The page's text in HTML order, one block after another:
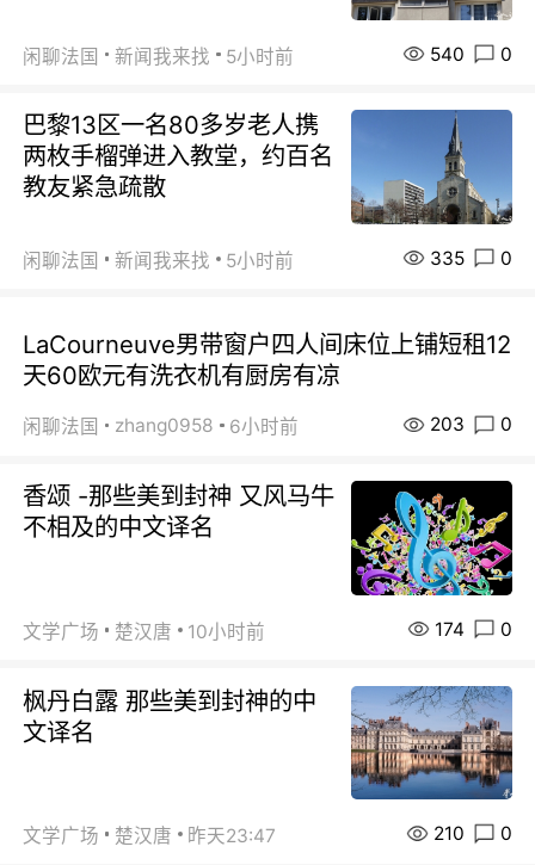
闲聊法国 新闻我来找 5小时前 540 0
巴黎13区一名80多岁老人携
两枚手榴弹进入教堂，约百名
教友紧急疏散
闲聊法国 新闻我来找 5小时前 335 0
LaCourneuve男带窗户四人间床位上铺短租12
天60欧元有洗衣机有厨房有凉
闲聊法国 zhang0958 6小时前 203 0
香颂 -那些美到封神 又风马牛
不相及的中文译名
文学广场 楚汉唐 10小时前 174 0
枫丹白露 那些美到封神的中
文译名
文学广场 楚汉唐 昨天23:47 210 0